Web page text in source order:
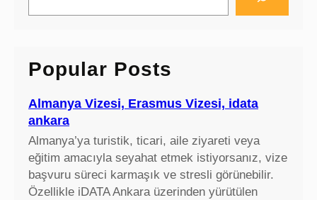
a
h
Popular Posts
Almanya Vizesi, Erasmus Vizesi, idata
ankara
Almanya’ya turistik, ticari, aile ziyareti veya
eğitim amacıyla seyahat etmek istiyorsanız, vize
başvuru süreci karmaşık ve stresli görünebilir.
Özellikle iDATA Ankara üzerinden yürütülen